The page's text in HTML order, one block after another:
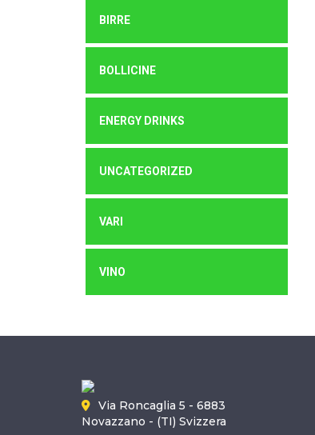
BIRRE
BOLLICINE
ENERGY DRINKS
UNCATEGORIZED
VARI
VINO
Via Roncaglia 5 - 6883
Novazzano - (TI) Svizzera